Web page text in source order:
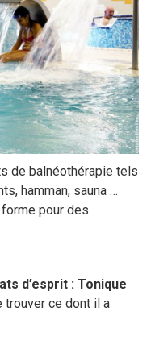
de balnéothérapie tels
hamman, sauna …
pour des
d’esprit : Tonique
trouver ce dont il a